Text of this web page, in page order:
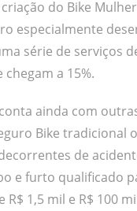
do Bike
especialmente
série de serviços
a 15%.
ainda com
Bike tradicional
de
e furto qualificado
1,5 mil e R$ 100